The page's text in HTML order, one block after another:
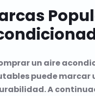
un aire
puede marcar
A